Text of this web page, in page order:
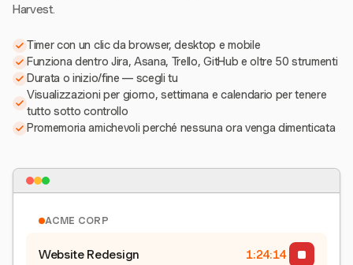
Harvest.
Timer con un clic da browser, desktop e mobile
Funziona dentro Jira, Asana, Trello, GitHub e oltre 50 strumenti
Durata o inizio/fine — scegli tu
Visualizzazioni per giorno, settimana e calendario per tenere
tutto sotto controllo
Promemoria amichevoli perché nessuna ora venga dimenticata
ACME CORP
Website Redesign 1:24:15